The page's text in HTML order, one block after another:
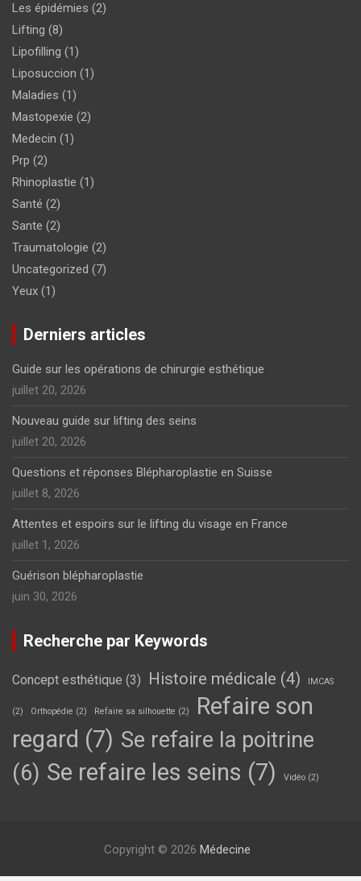
Les épidémies (2)
Lifting (8)
Lipofilling (1)
Liposuccion (1)
Maladies (1)
Mastopexie (2)
Medecin (1)
Prp (2)
Rhinoplastie (1)
Santé (2)
Sante (2)
Traumatologie (2)
Uncategorized (7)
Yeux (1)
Derniers articles
Guide sur les opérations de chirurgie esthétique
juillet 20, 2026
Nouveau guide sur lifting des seins
juillet 20, 2026
Questions et réponses Blépharoplastie en Suisse
juillet 8, 2026
Attentes et espoirs sur le lifting du visage en France
juillet 1, 2026
Guérison blépharoplastie
juin 30, 2026
Recherche par Keywords
Concept esthétique (3) Histoire médicale (4) IMCAS
(2) Orthopédie (2) Refaire sa silhouette (2)
Refaire son
regard (7) Se refaire la poitrine
(6) Se refaire les seins (7) Vidéo (2)
Copyright © 2026 Médecine